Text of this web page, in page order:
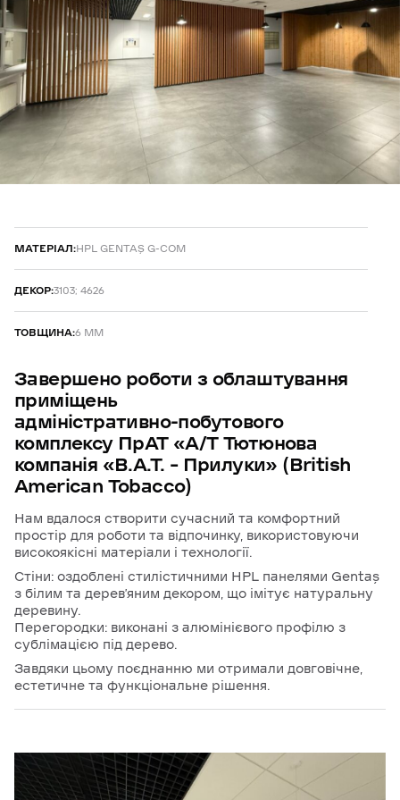
МАТЕРІАЛ:HPL GENTAŞ G-COM
ДЕКОР:3103; 4626
ТОВЩИНА:6 ММ
Завершено роботи з облаштування
приміщень
адміністративно-побутового
комплексу ПрАТ «А/ТТютюнова
компанія «В.А.Т. – Прилуки» (British
American Tobacco)
Нам вдалося створити сучасний та комфортний
простір для роботи та відпочинку, використовуючи
високоякісні матеріали і технології.
Стіни: оздоблені стилістичними HPL панелями Gentaş
з білим та дерев’яним декором, що імітує натуральну
деревину.
Перегородки: виконані з алюмінієвого профілю з
сублімацією під дерево.
Завдяки цьому поєднанню ми отримали довговічне,
естетичне та функціональне рішення.